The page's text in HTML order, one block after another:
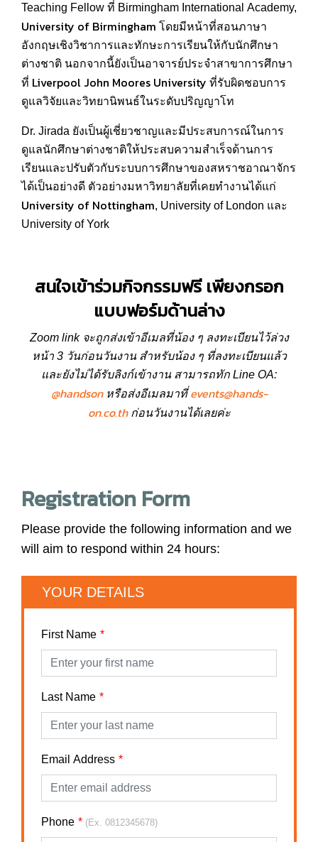
Teaching Fellow ที่ Birmingham International Academy,
University of Birmingham โดยมีหน้าที่สอนภาษา
อังกฤษเชิงวิชาการและทักษะการเรียนให้กับนักศึกษา
ต่างชาติ นอกจากนี้ยังเป็นอาจารย์ประจำสาขาการศึกษา
ที่ Liverpool John Moores University ที่รับผิดชอบการ
ดูแลวิจัยและวิทยานิพนธ์ในระดับปริญญาโท
Dr. Jirada ยังเป็นผู้เชี่ยวชาญและมีประสบการณ์ในการ
ดูแลนักศึกษาต่างชาติให้ประสบความสำเร็จด้านการ
เรียนและปรับตัวกับระบบการศึกษาของสหราชอาณาจักร
ได้เป็นอย่างดี ตัวอย่างมหาวิทยาลัยที่เคยทำงานได้แก่
University of Nottingham, University of London และ
University of York
สนใจเข้าร่วมกิจกรรมฟรี เพียงกรอก
แบบฟอร์มด้านล่าง
Zoom link จะถูกส่งเข้าอีเมลที่น้อง ๆ ลงทะเบียนไว้ล่วง
หน้า 3 วันก่อนวันงาน สำหรับน้อง ๆ ที่ลงทะเบียนแล้ว
และยังไม่ได้รับลิงก์เข้างาน สามารถทัก Line OA:
@handsonหรือส่งอีเมลมาที่events@hands-
on.co.thก่อนวันงานได้เลยค่ะ
Registration Form
Please provide the following information and we
will aim to respond within 24 hours:
YOUR DETAILS
First Name
Last Name
Email Address
Phone (Ex. 0812345678)